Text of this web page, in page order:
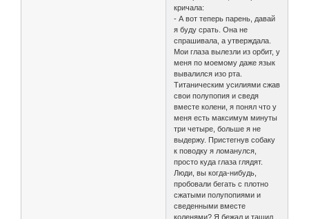
кричала:
- А вот теперь парень, давай
я буду срать. Она не
спрашивала, а утверждала.
Мои глаза вылезли из орбит, у
меня по моемому даже язык
вывалился изо рта.
Титаническим усилиями сжав
свои полупопия и сведя
вместе колени, я понял что у
меня есть максимум минуты
три четыре, больше я не
выдержу. Пристегнув собаку
к поводку я ломанулся,
просто куда глаза глядят.
Люди, вы когда-нибудь,
пробовали бегать с плотно
сжатыми полупопиями и
сведенными вместе
коленями? Я бежал и тащил